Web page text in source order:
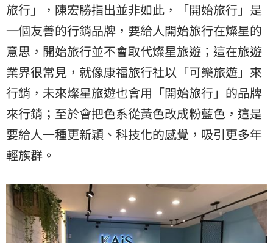
旅行」，陳宏勝指出並非如此，「開始旅行」是
一個友善的行銷品牌，要給人開始旅行在燦星的
意思，開始旅行並不會取代燦星旅遊；這在旅遊
業界很常見，就像康福旅行社以「可樂旅遊」來
行銷，未來燦星旅遊也會用「開始旅行」的品牌
來行銷；至於會把色系從黃色改成粉藍色，這是
要給人一種更新穎、科技化的感覺，吸引更多年
輕族群。